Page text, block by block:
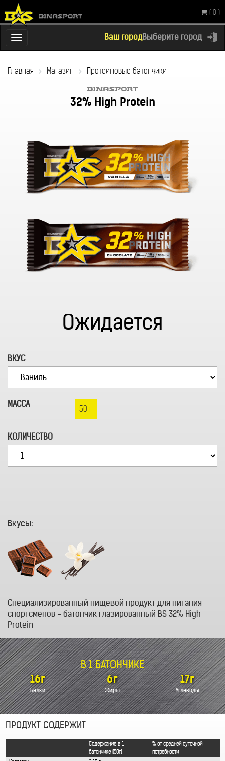
Ваш городВыберите город
( 0 )
Переключатель
навигации
Главная
Магазин Протеиновые батончики
32% High Protein
Ожидается
ВКУС
МАССА 50 г
КОЛИЧЕСТВО
Вкусы:
Специализированный пищевой продукт для питания
спортсменов - батончик глазированный BS 32% High
Protein